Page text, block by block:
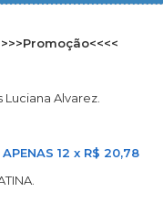
Alvarez.
APENAS 12 x R$ 20,78